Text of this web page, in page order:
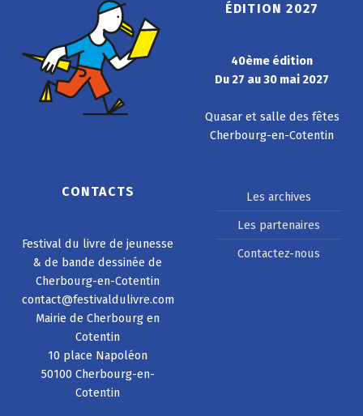
ÉDITION 2027
40ème édition
Du 27 au 30 mai 2027
Quasar et salle des fêtes
Cherbourg-en-Cotentin
CONTACTS
Festival du livre de jeunesse
& de bande dessinée de
Cherbourg-en-Cotentin
contact@festivaldulivre.com
Mairie de Cherbourg en
Cotentin
10 place Napoléon
50100 Cherbourg-en-
Cotentin
Les archives
Les partenaires
Contactez-nous